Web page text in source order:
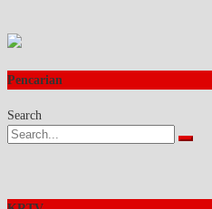
Pencarian
Search